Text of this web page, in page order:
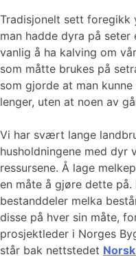
Tradisjonelt sett foregikk
man hadde dyra på
vanlig å ha kalving om
som måtte brukes på
som gjorde at man
lenger, uten at noen av
Vi har svært lange
husholdningene med
ressursene. Å lage
en måte å gjøre dette
bestanddeler melka
disse på hver sin måte,
prosjektleder i Norges
står bak nettstedet